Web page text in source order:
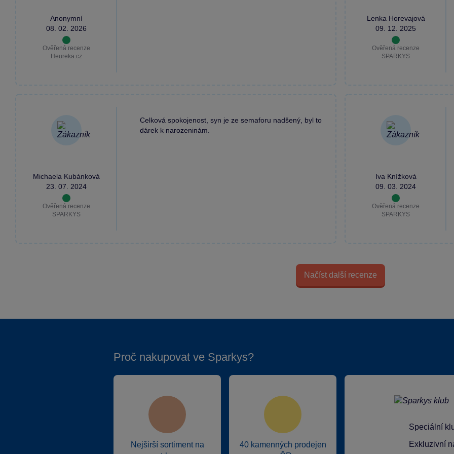
Anonymní
08. 02. 2026
Ověřená recenze
Heureka.cz
Lenka Horevajová
09. 12. 2025
Ověřená recenze
SPARKYS
Michaela Kubánková
23. 07. 2024
Ověřená recenze
SPARKYS
Celková spokojenost, syn je ze semaforu nadšený, byl to
dárek k narozeninám.
Iva Knížková
09. 03. 2024
Ověřená recenze
SPARKYS
Načíst další recenze
Proč nakupovat ve Sparkys?
Nejširší sortiment na
40 kamenných prodejen
Speciální
Exkluzivní